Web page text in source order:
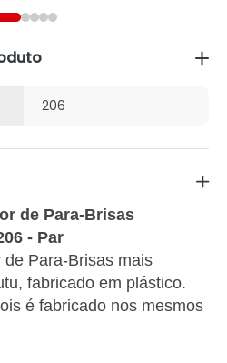
206
de Para-Brisas
- Par
Para-Brisas mais
fabricado em plástico.
é fabricado nos mesmos